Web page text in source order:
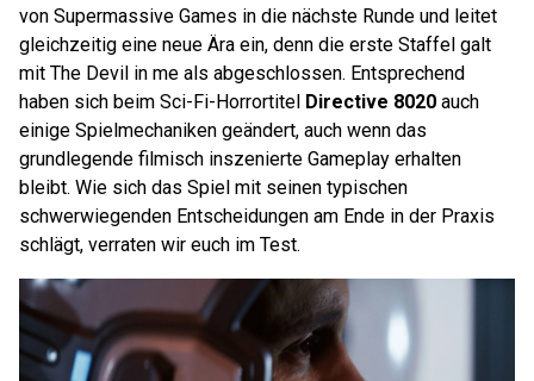
von Supermassive Games in die nächste Runde und leitet
gleichzeitig eine neue Ära ein, denn die erste Staffel galt
mit The Devil in me als abgeschlossen. Entsprechend
haben sich beim Sci-Fi-Horrortitel Directive 8020 auch
einige Spielmechaniken geändert, auch wenn das
grundlegende filmisch inszenierte Gameplay erhalten
bleibt. Wie sich das Spiel mit seinen typischen
schwerwiegenden Entscheidungen am Ende in der Praxis
schlägt, verraten wir euch im Test.